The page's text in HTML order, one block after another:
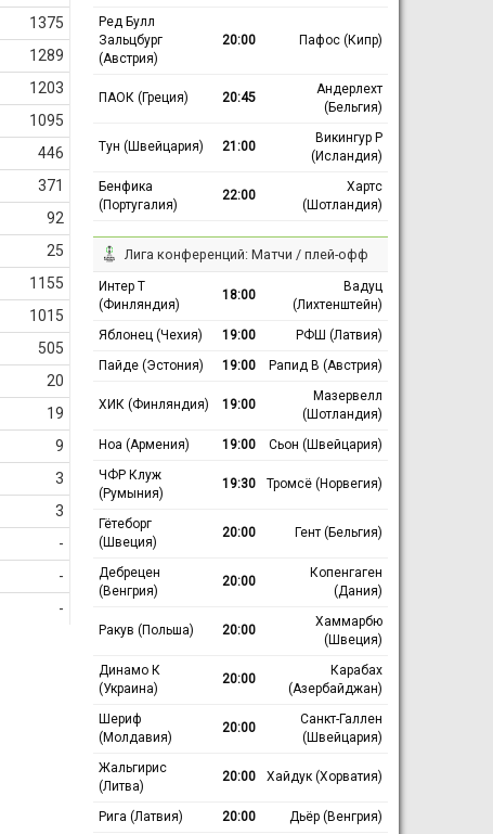
1375
1289
1203
1095
446
371
92
25
1155
1015
505
20
19
9
3
3
-
-
-
Ред Булл
Зальцбург
(Австрия)
20:00 Пафос (Кипр)
ПАОК (Греция) 20:45
Андерлехт
(Бельгия)
Тун (Швейцария) 21:00
Викингур Р
(Исландия)
Бенфика
(Португалия)
22:00
Хартс
(Шотландия)
Лига конференций: Матчи / плей-офф
Интер Т
(Финляндия)
18:00
Вадуц
(Лихтенштейн)
Яблонец (Чехия)
19:00
РФШ (Латвия)
Пайде (Эстония)
19:00 Рапид В (Австрия)
ХИК (Финляндия) 19:00
Мазервелл
(Шотландия)
Ноа (Армения)
19:00
Сьон (Швейцария)
ЧФР Клуж
(Румыния)
19:30 Тромсё (Норвегия)
Гётеборг
(Швеция)
20:00 Гент (Бельгия)
Дебрецен
(Венгрия)
20:00
Копенгаген
(Дания)
Ракув (Польша) 20:00
Хаммарбю
(Швеция)
Динамо К
(Украина)
20:00
Карабах
(Азербайджан)
Шериф
(Молдавия)
20:00
Санкт-Галлен
(Швейцария)
Жальгирис
(Литва)
20:00 Хайдук (Хорватия)
Рига (Латвия) 20:00
Дьёр (Венгрия)